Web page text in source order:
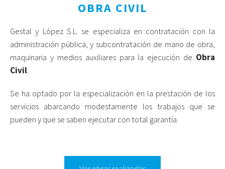
OBRA CIVIL
Gestal y López S.L. se especializa en contratación con la
administración pública, y subcontratación de mano de obra,
maquinaria y medios auxiliares para la ejecución de Obra
Civil.
Se ha optado por la especialización en la prestación de los
servicios abarcando modestamente los trabajos que se
pueden y que se saben ejecutar con total garantía.